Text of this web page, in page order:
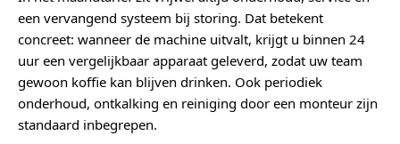
een vervangend systeem bij storing. Dat betekent
concreet: wanneer de machine uitvalt, krijgt u binnen 24
uur een vergelijkbaar apparaat geleverd, zodat uw team
gewoon koffie kan blijven drinken. Ook periodiek
onderhoud, ontkalking en reiniging door een monteur zijn
standaard inbegrepen.